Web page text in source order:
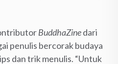
BuddhaZinedari
penulis bercorak budaya
dan trik menulis. “Untuk